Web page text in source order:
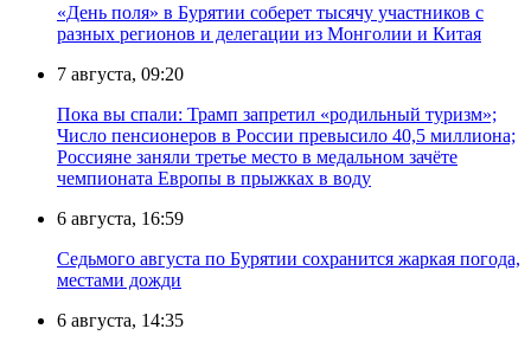
«День поля» в Бурятии соберет тысячу участников с
разных регионов и делегации из Монголии и Китая
7 августа, 09:20
Пока вы спали: Трамп запретил «родильный туризм»;
Число пенсионеров в России превысило 40,5 миллиона;
Россияне заняли третье место в медальном зачёте
чемпионата Европы в прыжках в воду
6 августа, 16:59
Седьмого августа по Бурятии сохранится жаркая погода,
местами дожди
6 августа, 14:35